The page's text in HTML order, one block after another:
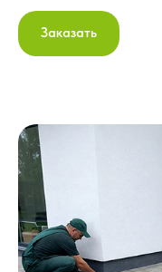
Заказать